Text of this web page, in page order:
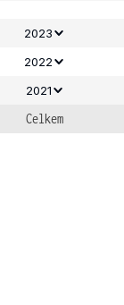
2023
2022
2021
Celkem